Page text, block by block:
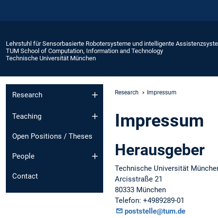
Lehrstuhl für Sensorbasierte Robotersysteme und intelligente
TUM School of Computation, Information and Technology
Technische Universität München
Research
Teaching
Open Positions / Theses
People
Contact
Research Impressum
Impressum
Herausgeber
Technische Universität
Arcisstraße 21
80333 München
Telefon: +4989289-01
poststelle@tum.de